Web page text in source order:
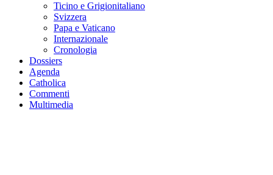
Ticino e Grigionitaliano
Svizzera
Papa e Vaticano
Internazionale
Cronologia
Dossiers
Agenda
Catholica
Commenti
Multimedia